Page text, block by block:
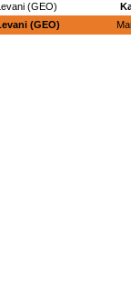
(GEO)
(GEO)